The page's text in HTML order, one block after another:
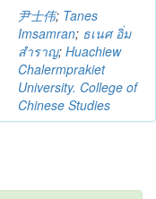
尹士伟; Tanes
Imsamran; ธเนศ อิ่ม
สำราญ; Huachiew
Chalermprakiet
University. College of
Chinese Studies